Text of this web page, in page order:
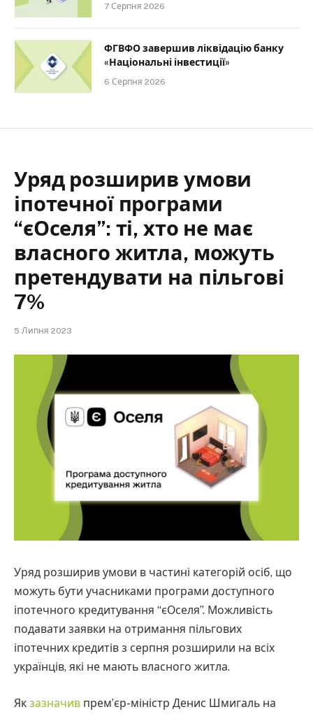
7 Серпня 2026
ФГВФО завершив ліквідацію банку
«Національні інвестиції»
6 Серпня 2026
Уряд розширив умови
іпотечної програми
“єОселя”: ті, хто не має
власного житла, можуть
претендувати на пільгові
7%
5 Липня 2023
Уряд розширив умови в частині категорій осіб, що
можуть бути учасниками програми доступного
іпотечного кредитування “єОселя”. Можливість
подавати заявки на отримання пільгових
іпотечних кредитів з серпня розширили на всіх
українців, які не мають власного житла.
Як зазначив прем’єр-міністр Денис Шмигаль на